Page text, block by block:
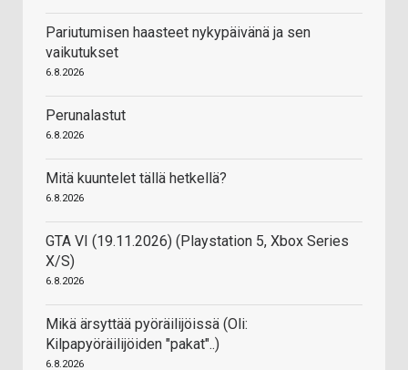
Pariutumisen haasteet nykypäivänä ja sen
vaikutukset
6.8.2026
Perunalastut
6.8.2026
Mitä kuuntelet tällä hetkellä?
6.8.2026
GTA VI (19.11.2026) (Playstation 5, Xbox Series
X/S)
6.8.2026
Mikä ärsyttää pyöräilijöissä (Oli:
Kilpapyöräilijöiden "pakat"..)
6.8.2026